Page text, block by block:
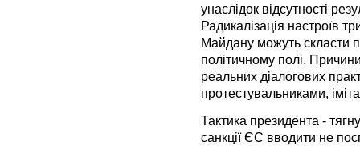
унаслідок відсутності
Радикалізація настроїв
Майдану можуть скласти
політичному полі.
реальних діалогових
протестувальниками,
Тактика президента -
санкції ЄС вводити не